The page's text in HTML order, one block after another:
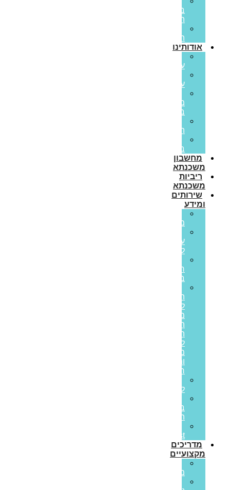
בערבות
המדינה
הפוכה
אודותינו
עלינו
עלינו
משכנתאות
בתקשורת
הצלחה
בפריים
מחשבון
משכנתא
ריביות
משכנתא
שירותים
ומידע
משכנתא
עצמי
למשכנתא
חוץ
בנקאית
הלוואות
לבעלי
משכנתאות:
המדריך
המלא
ליציאה
מחובות
ותזרים
חיובי
לעסקים
בערבות
המדינה
Invest
מדריכים
מקצועיים
משתנה